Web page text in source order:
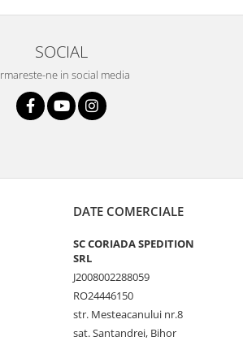
SOCIAL
ne in social media
DATE COMERCIALE
SC CORIADA SPEDITION
SRL
J2008002288059
RO24446150
str. Mesteacanului nr.8
sat. Santandrei, Bihor